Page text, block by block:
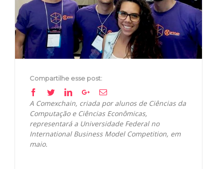
Compartilhe esse post:
Facebook
TwitterLinkedinGoogle+Email
A Comexchain, criada por alunos de Ciências da
Computação e Ciências Econômicas,
representará a Universidade Federal no
International Business Model Competition, em
maio.